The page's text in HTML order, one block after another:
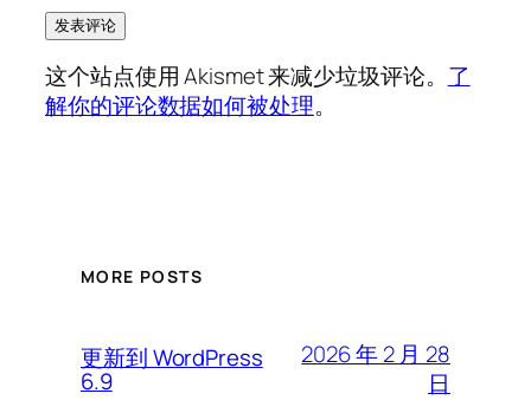
这个站点使用 Akismet 来减少垃圾评论。 了
解你的评论数据如何被处理。
MORE POSTS
更新到 WordPress
6.9
2026 年 2 月 28
日